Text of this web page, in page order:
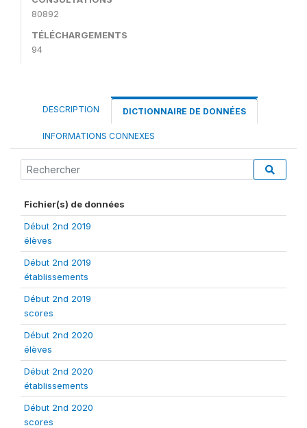
80892
TÉLÉCHARGEMENTS
94
DESCRIPTION DICTIONNAIRE DE DONNÉES
INFORMATIONS CONNEXES
Fichier(s) de données
Début 2nd 2019
élèves
Début 2nd 2019
établissements
Début 2nd 2019
scores
Début 2nd 2020
élèves
Début 2nd 2020
établissements
Début 2nd 2020
scores